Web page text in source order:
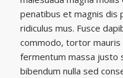
penatibus et magnis dis
ridiculus mus. Fusce
commodo, tortor mauris
fermentum massa justo
bibendum nulla sed